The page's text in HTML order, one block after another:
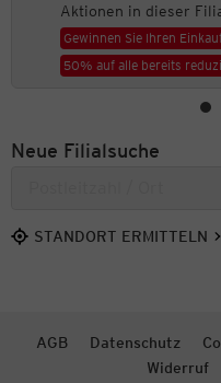
Aktionen in dieser
Gewinnen Sie Ihren
50% auf alle bereits
Neue Filialsuche
STANDORT ERMITTELN
AGB Datenschutz
Widerruf